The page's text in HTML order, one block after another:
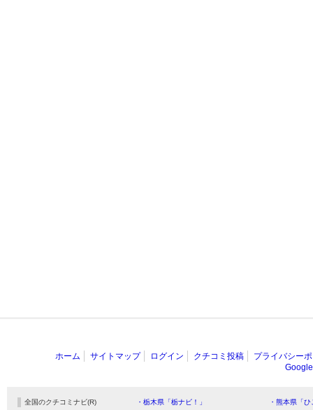
ホーム サイトマップ ログイン クチコミ投稿
プライバシー
全国のクチコミナビ(R) ・栃木県「栃ナビ！」 ・熊本県「